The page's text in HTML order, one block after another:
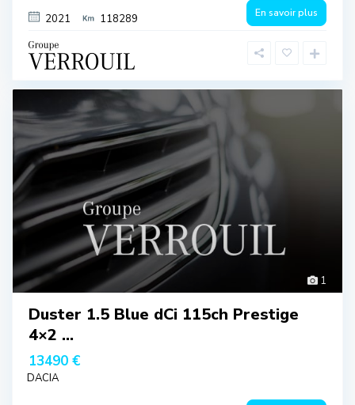
2021 118289 En savoir plus
1
Duster 1.5 Blue dCi 115ch Prestige
4×2 ...
13490 €
DACIA